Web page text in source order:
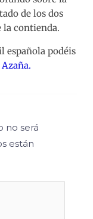
de los dos
la contienda.
española podéis
no será
están